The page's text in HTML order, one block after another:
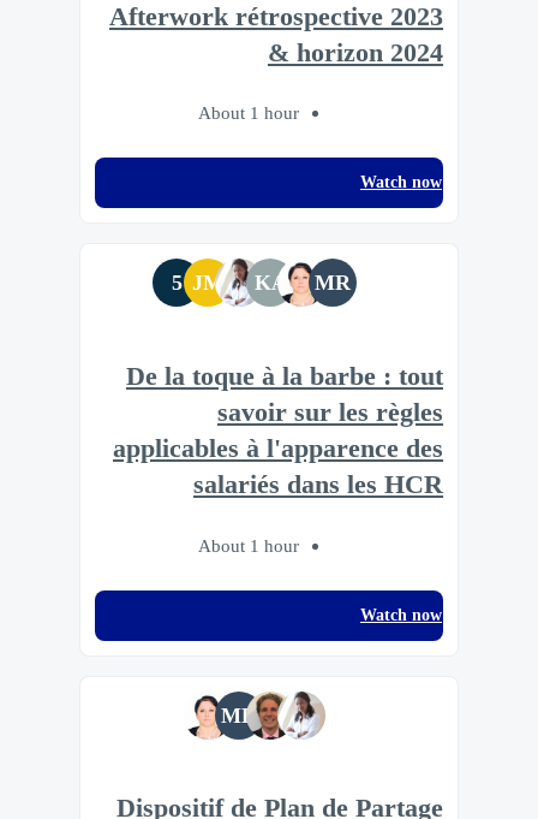
Afterwork rétrospective 2023
& horizon 2024
About 1 hour
Watch now
MR
KA
JM
5
De la toque à la barbe : tout
savoir sur les règles
applicables à l'apparence des
salariés dans les HCR
About 1 hour
Watch now
MR
Dispositif de Plan de Partage